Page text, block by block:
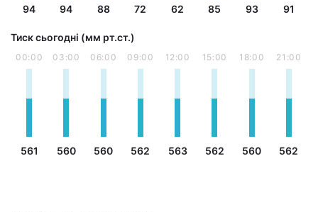
94 94 88 72 62 85 93 91
Тиск сьогодні (мм рт.ст.)
00:00
561
03:00
560
06:00
560
09:00
562
12:00
563
15:00
562
18:00
560
21:00
562